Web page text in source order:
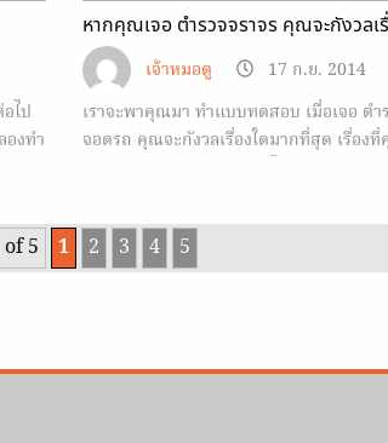
ไป
งทำ
หากคุณเจอ ตำรวจจราจร คุณจะกังวลเ
เจ้าหมอดู
17 ก.ย. 2014
เราจะพาคุณมา ทำแบบทดสอบ เมื่อเจอ ตำ
จอดรถ คุณจะกังวลเรื่องใดมากที่สุด เรื่อง
5 1 2 3 4 5